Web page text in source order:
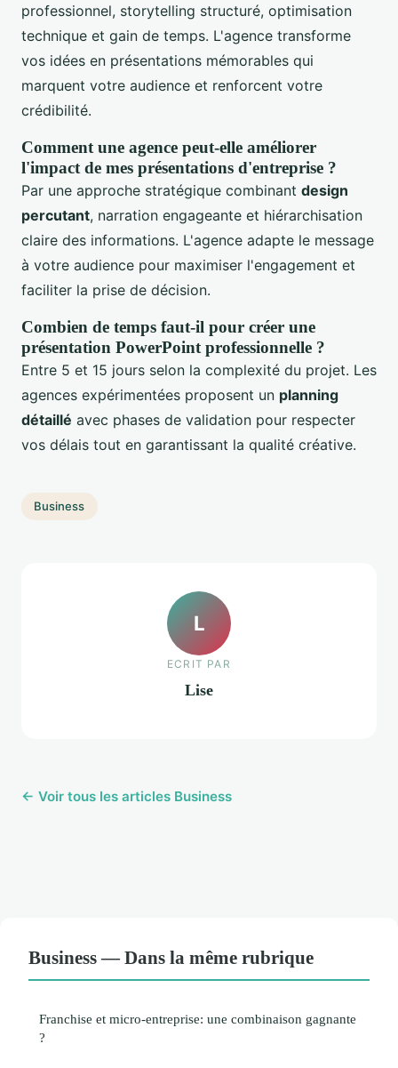
professionnel, storytelling structuré, optimisation
technique et gain de temps. L'agence transforme
vos idées en présentations mémorables qui
marquent votre audience et renforcent votre
crédibilité.
Comment une agence peut-elle améliorer
l'impact de mes présentations d'entreprise ?
Par une approche stratégique combinant design
percutant, narration engageante et hiérarchisation
claire des informations. L'agence adapte le message
à votre audience pour maximiser l'engagement et
faciliter la prise de décision.
Combien de temps faut-il pour créer une
présentation PowerPoint professionnelle ?
Entre 5 et 15 jours selon la complexité du projet. Les
agences expérimentées proposent un planning
détaillé avec phases de validation pour respecter
vos délais tout en garantissant la qualité créative.
Business
L
ECRIT PAR
Lise
← Voir tous les articles Business
Business — Dans la même rubrique
Franchise et micro-entreprise: une combinaison gagnante
?